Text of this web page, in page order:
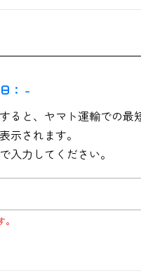
： -
ると、ヤマト運輸での最
示されます。
入力してください。